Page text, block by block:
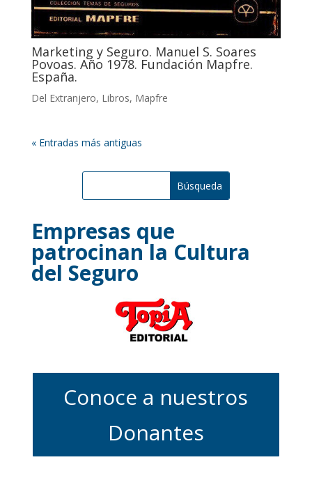
Marketing y Seguro. Manuel S. Soares
Povoas. Año 1978. Fundación Mapfre.
España.
Del Extranjero, Libros, Mapfre
« Entradas más antiguas
Empresas que
patrocinan la Cultura
del Seguro
Conoce a nuestros
Donantes